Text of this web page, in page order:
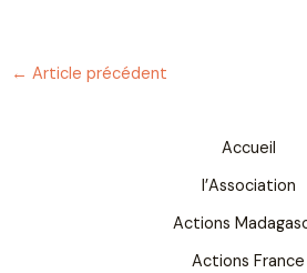
← Article précédent
Accueil
l’Association
Actions
Actions France